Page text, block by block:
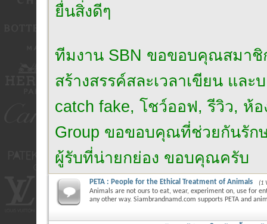
ยื่นสิ่งดีๆ
ทีมงาน SBN ขอขอบคุณสมาชิ
สร้างสรรค์สละเวลาเขียน และ
catch fake, โชว์ออฟ, รีวิว, ห้
Group ขอขอบคุณที่ช่วยกันรัก
ผู้รับที่น่ายกย่อง ขอบคุณครับ
PETA : People for the Ethical Treatment of Animals (1
Animals are not ours to eat, wear, experiment on, use for
any other way. Siambrandnamd.com supports PETA and